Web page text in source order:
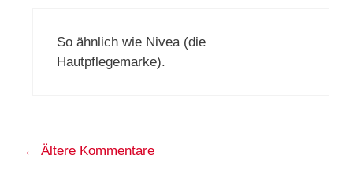
So ähnlich wie Nivea (die
Hautpflegemarke).
Kommentarnavigation
← Ältere Kommentare